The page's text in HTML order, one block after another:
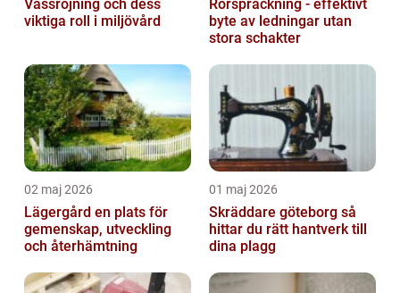
Vassröjning och dess
viktiga roll i miljövård
Rörspräckning - effektivt
byte av ledningar utan
stora schakter
02 maj 2026
Lägergård en plats för
gemenskap, utveckling
och återhämtning
01 maj 2026
Skräddare göteborg så
hittar du rätt hantverk till
dina plagg